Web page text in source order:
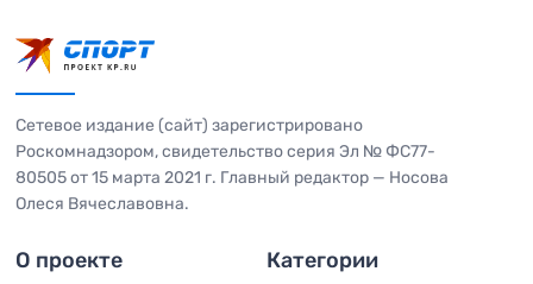
Сетевое издание (сайт) зарегистрировано
Роскомнадзором, свидетельство серия Эл № ФС77-
80505 от 15 марта 2021 г. Главный редактор — Носова
Олеся Вячеславовна.
О проекте Категории